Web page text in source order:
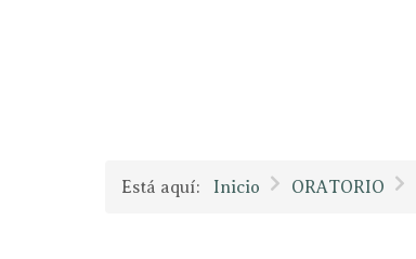
Está aquí: Inicio ORATORIO